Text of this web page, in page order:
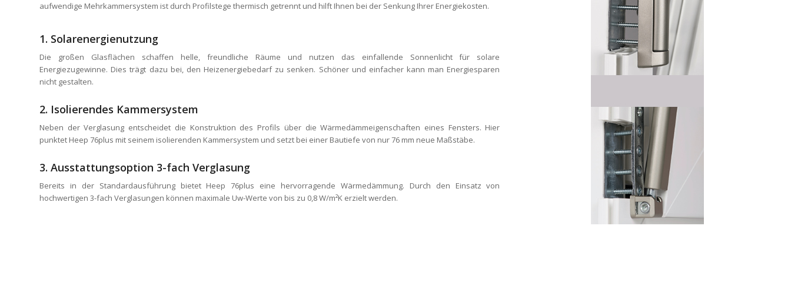
aufwendige Mehrkammersystem ist durch Profilstege thermisch getrennt und hilft Ihnen bei der Senkung Ihrer Energiekosten.
1. Solarenergienutzung
Die großen Glasflächen schaffen helle, freundliche Räume und nutzen das einfallende Sonnenlicht für solare
Energiezugewinne. Dies trägt dazu bei, den Heizenergiebedarf zu senken. Schöner und einfacher kann man Energiesparen
nicht gestalten.
2. Isolierendes Kammersystem
Neben der Verglasung entscheidet die Konstruktion des Profils über die Wärmedämmeigenschaften eines Fensters. Hier
punktet Heep 76plus mit seinem isolierenden Kammersystem und setzt bei einer Bautiefe von nur 76 mm neue Maßstäbe.
3. Ausstattungsoption 3-fach Verglasung
Bereits in der Standardausführung bietet Heep 76plus eine hervorragende Wärmedämmung. Durch den Einsatz von
hochwertigen 3-fach Verglasungen können maximale Uw-Werte von bis zu 0,8 W/m²K erzielt werden.
Die Bänder
mit bis zu
120 kg
Tragkraft
in die
umlaufende
Stahlverstärkung
verschraubt